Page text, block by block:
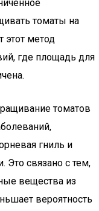
томаты на
этот метод
где площадь для
томатов
гниль и
Это связано с тем,
вещества из
вероятность